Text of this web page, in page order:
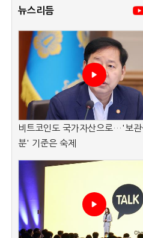
뉴스리듬
비트코인도 국가자산으로…'보관·
분' 기준은 숙제